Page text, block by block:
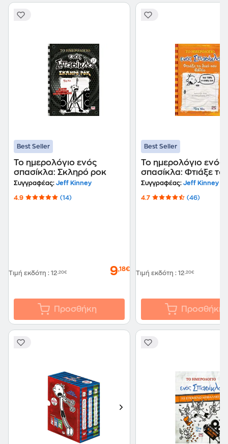
Best Seller
Το ημερολόγιο ενός
σπασίκλα: Σκληρό ροκ
Συγγραφέας: Jeff Kinney
4.9 (14)
Τιμή εκδότη : 12,20€ 9,18€
Προσθήκη
Best Seller
Το ημερολόγιο ενός
σπασίκλα: Φτιάξε το
σου βιβλίο
Συγγραφέας: Jeff Kinney
4.7 (46)
Τιμή εκδότη : 12,20€
Προσθήκη